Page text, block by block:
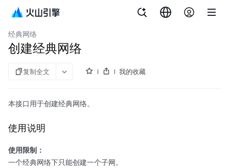
边缘计算节点
经典网络
创建经典网络
复制全文 我的收藏
本接口用于创建经典网络。
使用说明
使用限制：
一个经典网络下只能创建一个子网。